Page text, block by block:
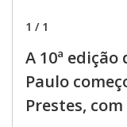
1 / 1
A 10ª
Paulo
Prestes,